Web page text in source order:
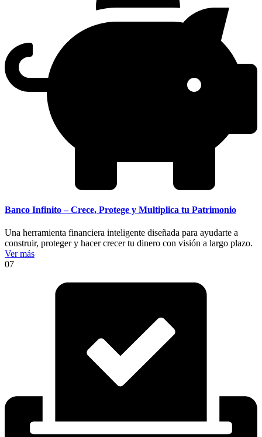
Banco Infinito – Crece, Protege y Multiplica tu Patrimonio
Una herramienta financiera inteligente diseñada para ayudarte a
construir, proteger y hacer crecer tu dinero con visión a largo plazo.
Ver más
07